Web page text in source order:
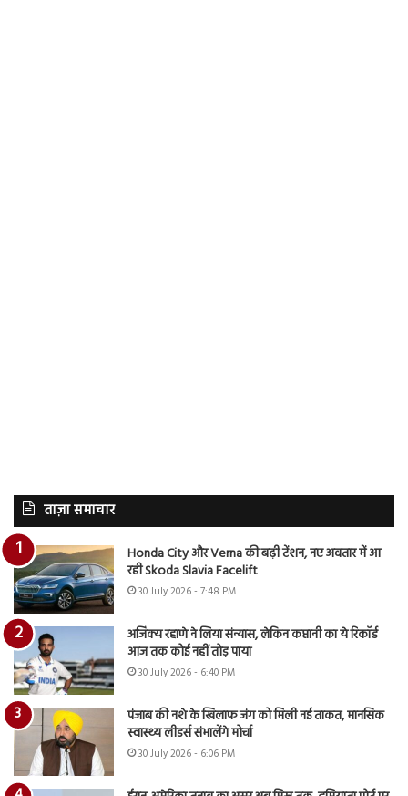
ताज़ा समाचार
Honda City और Verna की बढ़ी टेंशन, नए अवतार में आ
रही Skoda Slavia Facelift
30 July 2026 - 7:48 PM
अजिंक्य रहाणे ने लिया संन्यास, लेकिन कप्तानी का ये रिकॉर्ड
आज तक कोई नहीं तोड़ पाया
30 July 2026 - 6:40 PM
पंजाब की नशे के खिलाफ जंग को मिली नई ताकत, मानसिक
स्वास्थ्य लीडर्स संभालेंगे मोर्चा
30 July 2026 - 6:06 PM